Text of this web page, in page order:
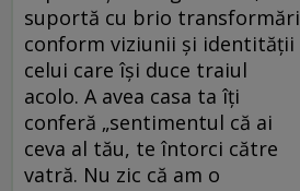
suportă cu brio transformări
conform viziunii și identității
celui care își duce traiul
acolo. A avea casa ta îți
conferă „sentimentul că ai
ceva al tău, te întorci către
vatră. Nu zic că am o